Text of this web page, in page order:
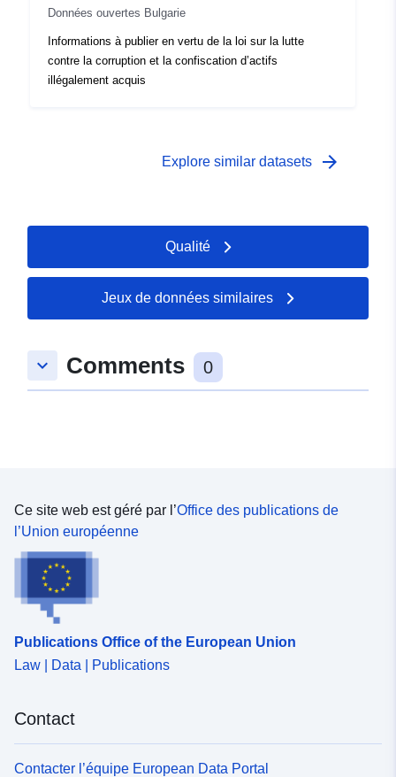
Données ouvertes Bulgarie
Informations à publier en vertu de la loi sur la lutte
contre la corruption et la confiscation d’actifs
illégalement acquis
Explore similar datasets arrow_forward
Qualité
Jeux de données similaires
keyboard_arrow_down Comments 0
Ce site web est géré par l’Office des publications de
l’Union européenne
Publications Office of the European Union
Law | Data | Publications
Contact
Contacter l’équipe European Data Portal